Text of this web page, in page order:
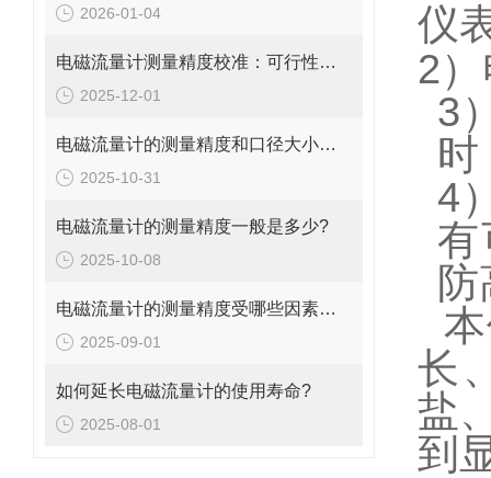
2026-01-04
电磁流量计测量精度校准：可行性、方法与实操指南
2025-12-01
电磁流量计的测量精度和口径大小的关系是什么?
2025-10-31
电磁流量计的测量精度一般是多少?
2025-10-08
电磁流量计的测量精度受哪些因素影响?
2025-09-01
如何延长电磁流量计的使用寿命?
2025-08-01
仪
2
3
4
有
长
盐
到